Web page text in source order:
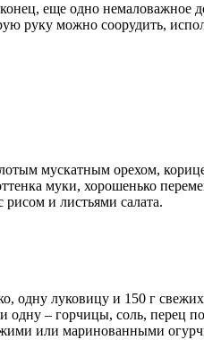
еще одно немаловажное
руку можно соорудить,
мускатным орехом,
муки, хорошенько
и листьями салата.
одну луковицу и 150 г
– горчицы, соль, перец
или маринованными